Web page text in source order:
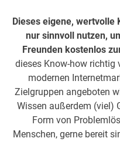
Dieses eigene,
nur sinnvoll nutzen,
Freunden kostenlos
dieses Know-how richtig
modernen
Zielgruppen angeboten
Wissen außerdem (viel)
Form von
Menschen, gerne bereit